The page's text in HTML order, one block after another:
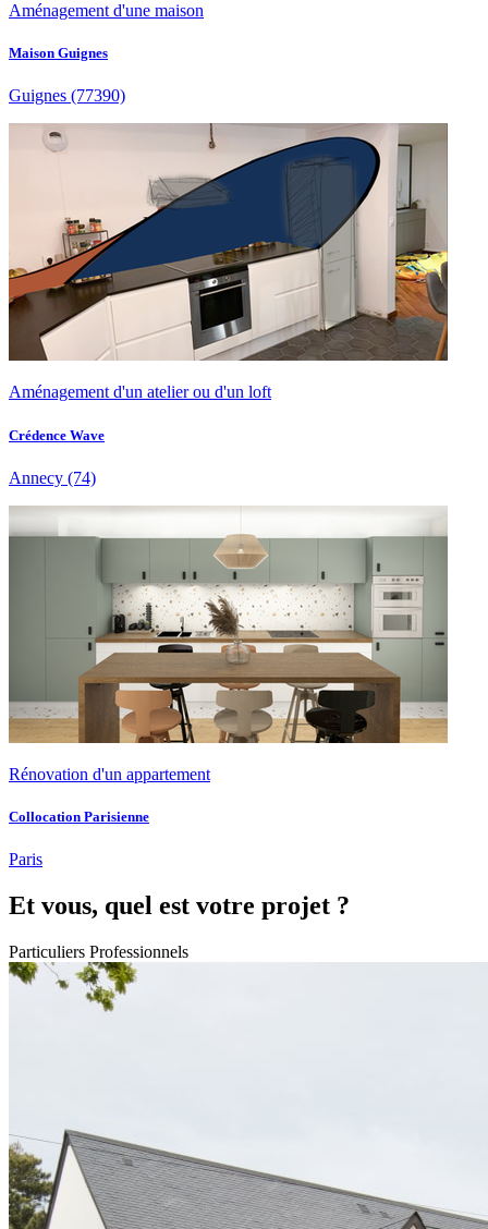
Aménagement d'une maison
Maison Guignes
Guignes (77390)
Aménagement d'un atelier ou d'un loft
Crédence Wave
Annecy (74)
Rénovation d'un appartement
Collocation Parisienne
Paris
Et vous, quel est votre projet ?
Particuliers Professionnels